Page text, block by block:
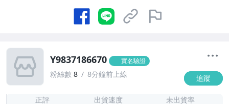
Y9837186670 實名驗證
粉絲數 8 8分鐘前上線 追蹤
正評 出貨速度 未出貨率